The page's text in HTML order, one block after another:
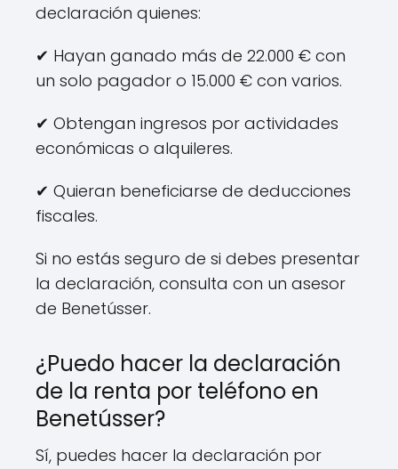
declaración quienes:
✔ Hayan ganado más de 22.000 € con
un solo pagador o 15.000 € con varios.
✔ Obtengan ingresos por actividades
económicas o alquileres.
✔ Quieran beneficiarse de deducciones
fiscales.
Si no estás seguro de si debes presentar
la declaración, consulta con un asesor
de Benetússer.
¿Puedo hacer la declaración
de la renta por teléfono en
Benetússer?
Sí, puedes hacer la declaración por